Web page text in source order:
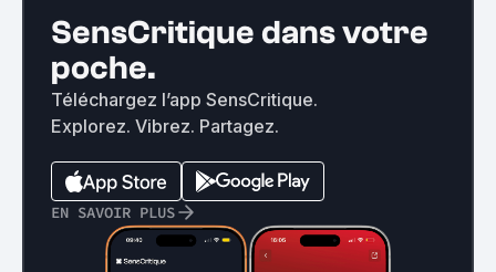
SensCritique dans votre
poche.
Téléchargez l’app SensCritique.
Explorez. Vibrez. Partagez.
EN SAVOIR PLUS